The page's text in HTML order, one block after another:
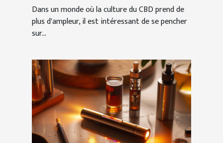
Dans un monde où la culture du CBD prend de
plus d'ampleur, il est intéressant de se pencher
sur...